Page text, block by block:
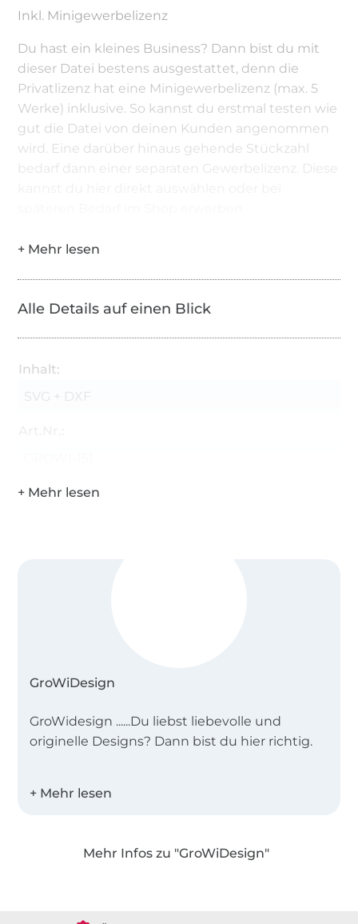
Inkl. Minigewerbelizenz
Du hast ein kleines Business? Dann bist du mit
dieser Datei bestens ausgestattet, denn die
Privatlizenz hat eine Minigewerbelizenz (max. 5
Werke) inklusive. So kannst du erstmal testen wie
gut die Datei von deinen Kunden angenommen
wird. Eine darüber hinaus gehende Stückzahl
bedarf dann einer separaten Gewerbelizenz. Diese
Alle Details auf einen Blick
Inhalt:
SVG + DXF
GroWiDesign
GroWidesign ......Du liebst liebevolle und
originelle Designs? Dann bist du hier richtig.
Applikationen, Stickdateien ... und mach dir
Mehr Infos zu "GroWiDesign"